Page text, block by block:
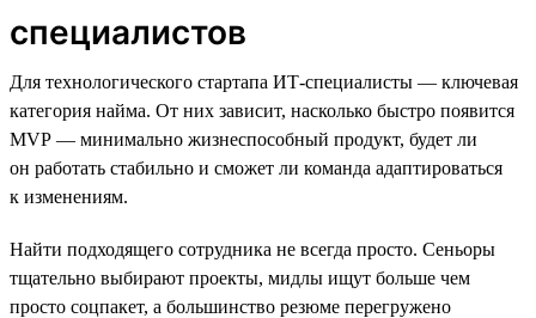
специалистов
Для технологического стартапа ИТ-специалисты — ключевая
категория найма. От них зависит, насколько быстро появится
MVP — минимально жизнеспособный продукт, будет ли
он работать стабильно и сможет ли команда адаптироваться
к изменениям.
Найти подходящего сотрудника не всегда просто. Сеньоры
тщательно выбирают проекты, мидлы ищут больше чем
просто соцпакет, а большинство резюме перегружено